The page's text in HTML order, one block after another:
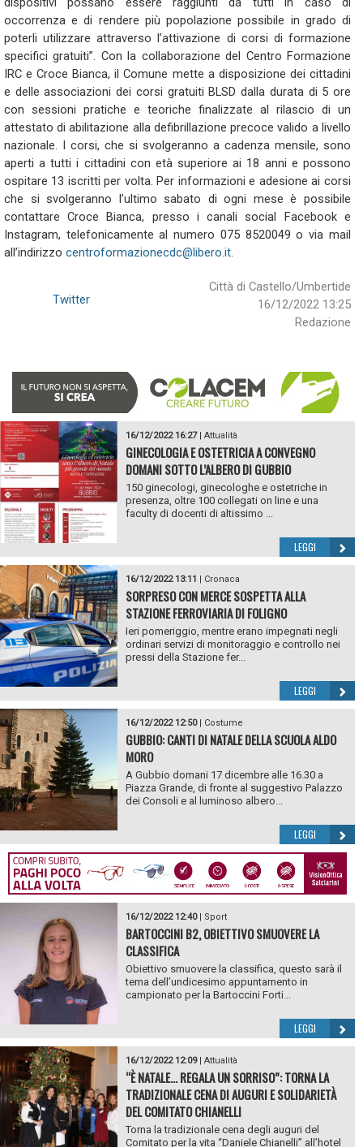
occorrenza e di rendere più popolazione possibile in grado di
poterli utilizzare attraverso l’attivazione di corsi di formazione
specifici gratuiti”. Con la collaborazione del Centro Formazione
IRC e Croce Bianca, il Comune mette a disposizione dei cittadini
e delle associazioni dei corsi gratuiti BLSD dalla durata di 5 ore
con sessioni pratiche e teoriche finalizzate al rilascio di un
attestato di abilitazione alla defibrillazione precoce valido a livello
nazionale. I corsi, che si svolgeranno a cadenza mensile, sono
aperti a tutti i cittadini con età superiore ai 18 anni e possono
ospitare 13 iscritti per volta. Per informazioni e adesione ai corsi
che si svolgeranno l’ultimo sabato di ogni mese è possibile
contattare Croce Bianca, presso i canali social Facebook e
Instagram, telefonicamente al numero 075 8520049 o via mail
all’indirizzo centroformazionecdc@libero.it.
Città di Castello/Umbertide
16/12/2022 13:25
Redazione
Twitter
16/12/2022 16:27| Attualità
GINECOLOGIA E OSTETRICIA A CONVEGNO
DOMANI SOTTO L’ALBERO DI GUBBIO
150 ginecologi, ginecologhe e ostetriche in
presenza, oltre 100 collegati on line e una
faculty di docenti di altissimo ...
LEGGI
16/12/2022 13:11 | Cronaca
SORPRESO CON MERCE SOSPETTA ALLA
STAZIONE FERROVIARIA DI FOLIGNO
Ieri pomeriggio, mentre erano impegnati negli
ordinari servizi di monitoraggio e controllo nei
pressi della Stazione fer...
LEGGI
16/12/2022 12:50| Costume
GUBBIO: CANTI DI NATALE DELLA SCUOLA ALDO
MORO
A Gubbio domani 17 dicembre alle 16.30 a
Piazza Grande, di fronte al suggestivo Palazzo
dei Consoli e al luminoso albero...
LEGGI
16/12/2022 12:40| Sport
BARTOCCINI B2, OBIETTIVO SMUOVERE LA
CLASSIFICA
Obiettivo smuovere la classifica, questo sarà il
tema dell’undicesimo appuntamento in
campionato per la Bartoccini Forti...
LEGGI
16/12/2022 12:09| Attualità
“È NATALE… REGALA UN SORRISO”: TORNA LA
TRADIZIONALE CENA DI AUGURI E SOLIDARIETÀ
DEL COMITATO CHIANELLI
Torna la tradizionale cena degli auguri del
Comitato per la vita “Daniele Chianelli” all’hotel